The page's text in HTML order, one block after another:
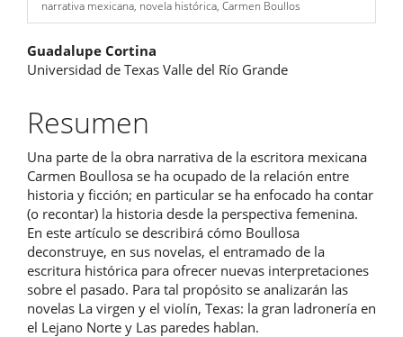
narrativa mexicana, novela histórica, Carmen Boullos
Contenido
principal
del
artículo
Guadalupe Cortina
Universidad de Texas Valle del Río Grande
Resumen
Una parte de la obra narrativa de la escritora mexicana
Carmen Boullosa se ha ocupado de la relación entre
historia y ficción; en particular se ha enfocado ha contar
(o recontar) la historia desde la perspectiva femenina.
En este artículo se describirá cómo Boullosa
deconstruye, en sus novelas, el entramado de la
escritura histórica para ofrecer nuevas interpretaciones
sobre el pasado. Para tal propósito se analizarán las
novelas La virgen y el violín, Texas: la gran ladronería en
el Lejano Norte y Las paredes hablan.